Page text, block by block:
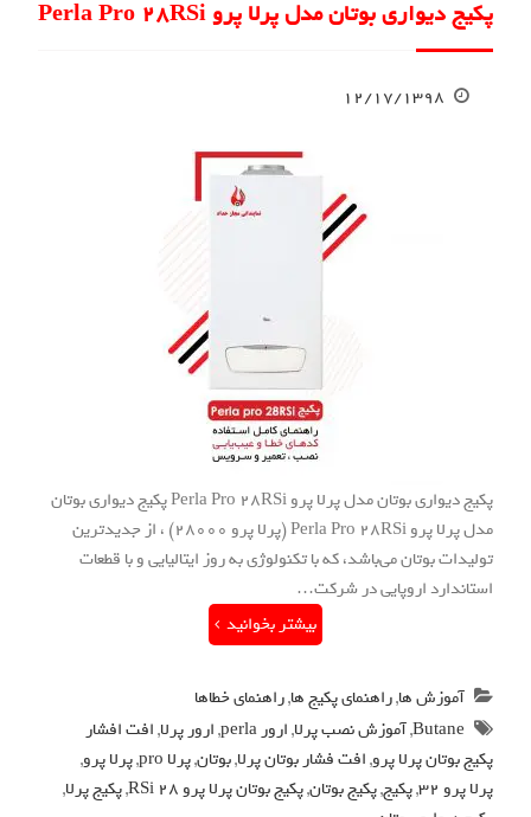
پکیج دیواری بوتان مدل پرلا پرو Perla Pro 28RSi
۱۲/۱۷/۱۳۹۸
پکیج دیواری بوتان مدل پرلا پرو Perla Pro 28RSi پکیج دیواری بوتان
مدل پرلا پرو Perla Pro 28RSi (پرلا پرو 28000) ، از جدیدترین
تولیدات بوتان می‌باشد، که با تکنولوژی به روز ایتالیایی و با قطعات
استاندارد اروپایی در شرکت…
بیشتر بخوانید
آموزش ها,راهنمای پکیج ها,راهنمای خطاها
Butane
,آموزش نصب پرلا,ارور perla ,ارور پرلا,افت افشار
پکیج بوتان پرلا پرو,افت فشار بوتان پرلا,بوتان,پرلا pro ,پرلا پرو,
پرلا پرو 32
,پکیج,پکیج بوتان,پکیج بوتان پرلا پرو 28 RSi ,پکیج پرلا,